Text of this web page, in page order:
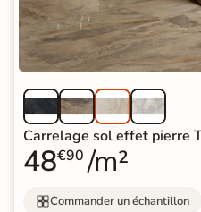
Carrelage sol effet pierre
48€90 /m²
Commander un échantillon